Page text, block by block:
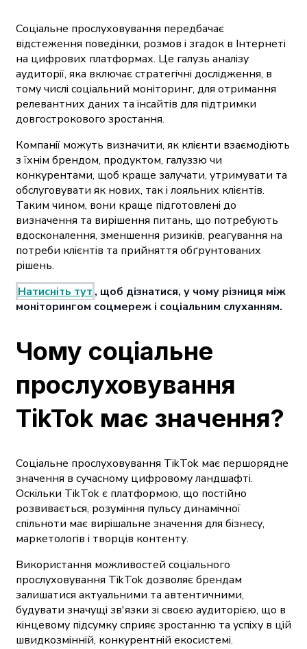
Соціальне прослуховування передбачає
відстеження поведінки, розмов і згадок в Інтернеті
на цифрових платформах. Це галузь аналізу
аудиторії, яка включає стратегічні дослідження, в
тому числі соціальний моніторинг, для отримання
релевантних даних та інсайтів для підтримки
довгострокового зростання.
Компанії можуть визначити, як клієнти взаємодіють
з їхнім брендом, продуктом, галуззю чи
конкурентами, щоб краще залучати, утримувати та
обслуговувати як нових, так і лояльних клієнтів.
Таким чином, вони краще підготовлені до
визначення та вирішення питань, що потребують
вдосконалення, зменшення ризиків, реагування на
потреби клієнтів та прийняття обґрунтованих
рішень.
Натисніть тут, щоб дізнатися, у чому різниця між
моніторингом соцмереж і соціальним слуханням.
Чому соціальне
прослуховування
TikTok має значення?
Соціальне прослуховування TikTok має першорядне
значення в сучасному цифровому ландшафті.
Оскільки TikTok є платформою, що постійно
розвивається, розуміння пульсу динамічної
спільноти має вирішальне значення для бізнесу,
маркетологів і творців контенту.
Використання можливостей соціального
прослуховування TikTok дозволяє брендам
залишатися актуальними та автентичними,
будувати значущі зв'язки зі своєю аудиторією, що в
кінцевому підсумку сприяє зростанню та успіху в цій
швидкозмінній, конкурентній екосистемі.